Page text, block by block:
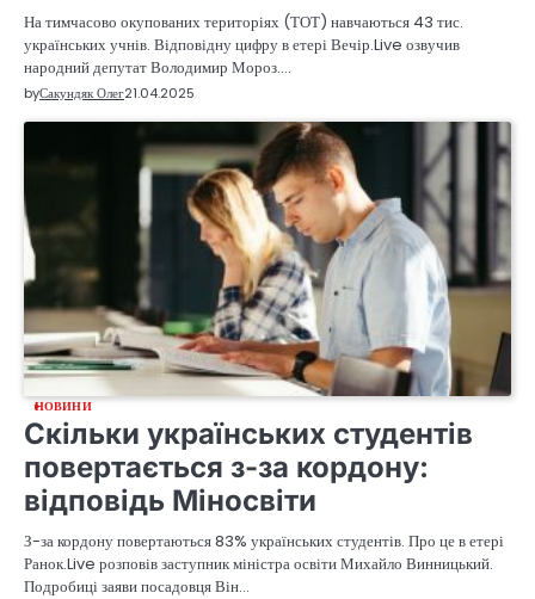
На тимчасово окупованих територіях (ТОТ) навчаються 43 тис.
українських учнів. Відповідну цифру в етері Вечір.Live озвучив
народний депутат Володимир Мороз.…
byСакундяк Олег21.04.2025
НОВИНИ
Скільки українських студентів
повертається з-за кордону:
відповідь Міносвіти
З-за кордону повертаються 83% українських студентів. Про це в етері
Ранок.Live розповів заступник міністра освіти Михайло Винницький.
Подробиці заяви посадовця Він…